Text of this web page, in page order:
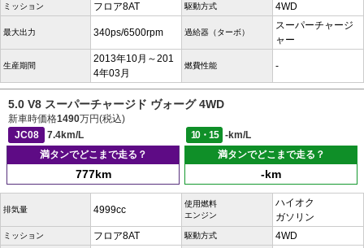
ミッション フロア8AT 駆動方式 4WD
最大出力 340ps/6500rpm 過給器（ターボ）
スーパーチャージ
ャー
生産期間
2013年10月～201
4年03月
燃費性能 -
5.0 V8 スーパーチャージド ヴォーグ 4WD
新車時価格1490万円(税込)
JC08
7.4km/L 10・15
-km/L
満タンでどこまで走る？
777km
満タンでどこまで走る？
-km
排気量 4999cc
使用燃料
エンジン
ハイオク
ガソリン
ミッション フロア8AT 駆動方式 4WD